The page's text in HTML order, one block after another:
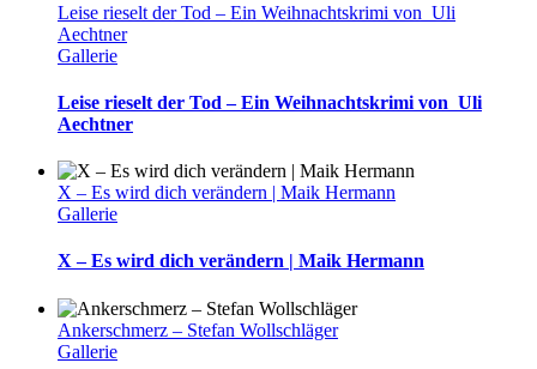
Leise rieselt der Tod – Ein Weihnachtskrimi von Uli
Aechtner
Gallerie
Leise rieselt der Tod – Ein Weihnachtskrimi von Uli
Aechtner
X – Es wird dich verändern | Maik Hermann
Gallerie
X – Es wird dich verändern | Maik Hermann
Ankerschmerz – Stefan Wollschläger
Gallerie